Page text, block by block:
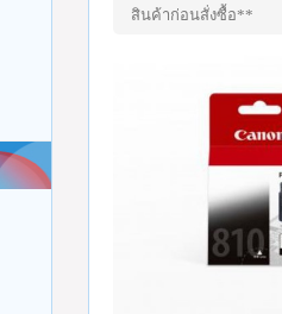
สินค้าก่อนสั่งซื้อ**